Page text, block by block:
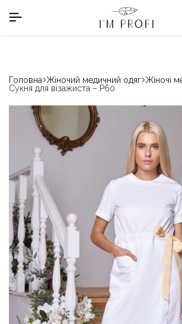
в номінації «Кращій виробник
Головна Жіночий медичний одяг Жіночі
Сукня для візажиста – P60